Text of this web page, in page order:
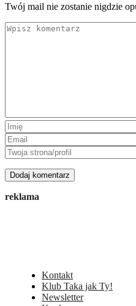
Twój mail nie zostanie nigdzie
reklama
Kontakt
Klub Taka jak Ty!
Newsletter